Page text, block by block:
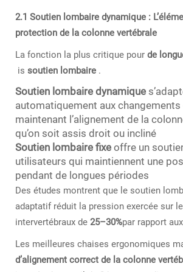
2.1 Soutien lombaire dynamique :
protection de la colonne vertébrale
La fonction la plus critique pour de
is soutien lombaire .
Soutien lombaire dynamique
automatiquement aux changements
maintenant l’alignement de la
qu’on soit assis droit ou incliné
Soutien lombaire fixe offre un
utilisateurs qui maintiennent une
pendant de longues périodes
Des études montrent que le soutien
adaptatif réduit la pression exercée sur
intervertébraux de 25–30%par rapport
Les meilleures chaises ergonomiques
d’alignement correct de la colonne